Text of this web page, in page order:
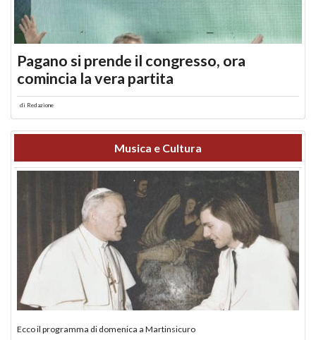
Pagano si prende il congresso, ora
comincia la vera partita
di Redazione
Musica e Cultura
Ecco il programma di domenica a Martinsicuro